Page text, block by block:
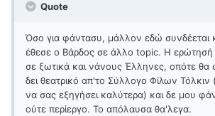
Quote
Όσο για φάντασυ, μάλλον εδώ συνδέεται
έθεσε ο Βάρδος σε άλλο topic. Η ερώτησή
σε ξωτικά και νάνους Έλληνες, οπότε θα
δει θεατρικό απ'το Σύλλογο Φίλων Τόλκιν
να σας εξηγήσει καλύτερα) και δε μου
ούτε περίεργο. Το απόλαυσα θα'λεγα.